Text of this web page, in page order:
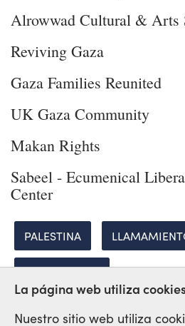
Alrowwad Cultural & Arts
Reviving Gaza
Gaza Families Reunited
UK Gaza Community
Makan Rights
Sabeel - Ecumenical
Center
PALESTINA
SOLIDARIDAD
La página web utiliza
Nuestro sitio web utiliza